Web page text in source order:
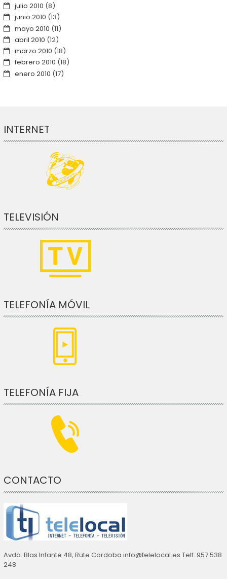
julio 2010 (8)
junio 2010 (13)
mayo 2010 (11)
abril 2010 (12)
marzo 2010 (18)
febrero 2010 (18)
enero 2010 (17)
INTERNET
TELEVISIÓN
TELEFONÍA MÓVIL
TELEFONÍA FIJA
CONTACTO
Avda. Blas Infante 48, Rute Cordoba info@telelocal.es Telf.:957 538
248